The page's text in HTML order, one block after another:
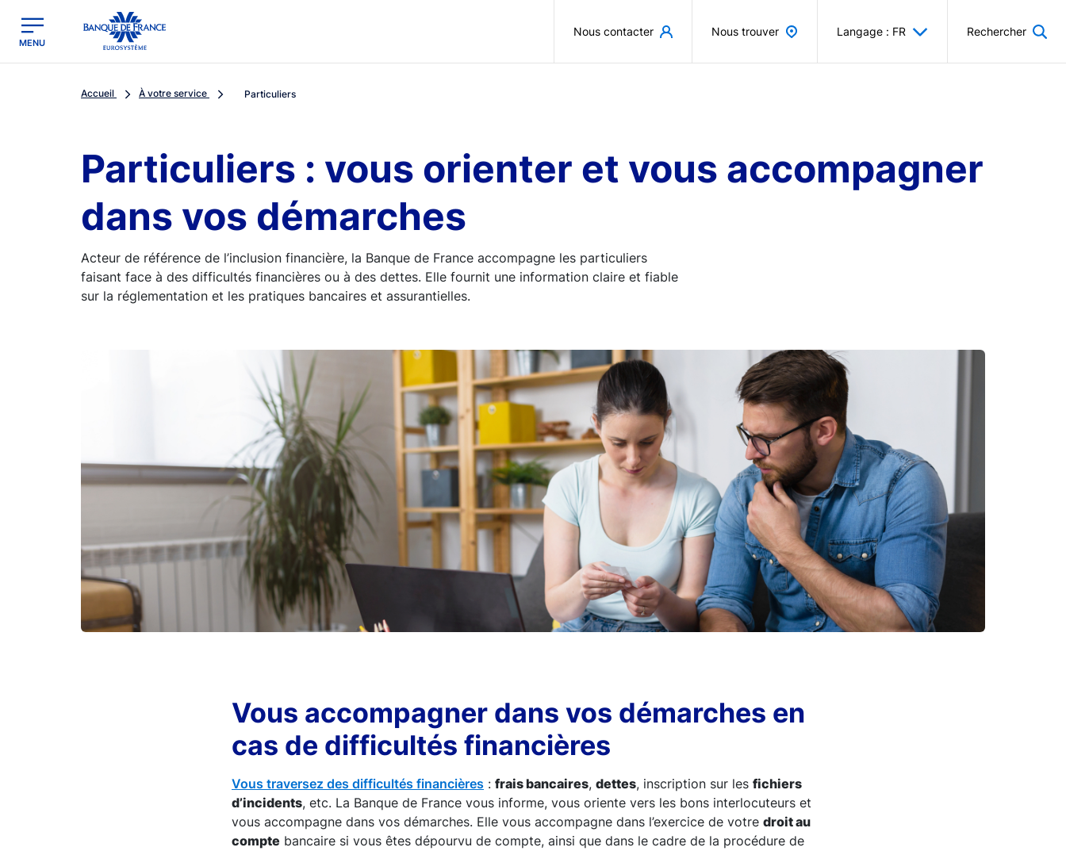
Banque de France - Menu Principal
MENU
Nous contacter Nous trouver Langage : FR Rechercher
Accueil À votre service Particuliers
Particuliers : vous orienter et vous accompagner
dans vos démarches
Acteur de référence de l’inclusion financière, la Banque de France accompagne les particuliers
faisant face à des difficultés financières ou à des dettes. Elle fournit une information claire et fiable
sur la réglementation et les pratiques bancaires et assurantielles.
Vous accompagner dans vos démarches en
cas de difficultés financières
Vous traversez des difficultés financières : frais bancaires, dettes, inscription sur les fichiers
d’incidents, etc. La Banque de France vous informe, vous oriente vers les bons interlocuteurs et
vous accompagne dans vos démarches. Elle vous accompagne dans l’exercice de votre droit au
compte bancaire si vous êtes dépourvu de compte, ainsi que dans le cadre de la procédure de